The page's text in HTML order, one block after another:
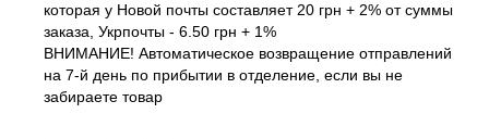
которая у Новой почты составляет 20 грн + 2% от суммы
заказа, Укрпочты - 6.50 грн + 1%
ВНИМАНИЕ! Автоматическое возвращение отправлений
на 7-й день по прибытии в отделение, если вы не
забираете товар